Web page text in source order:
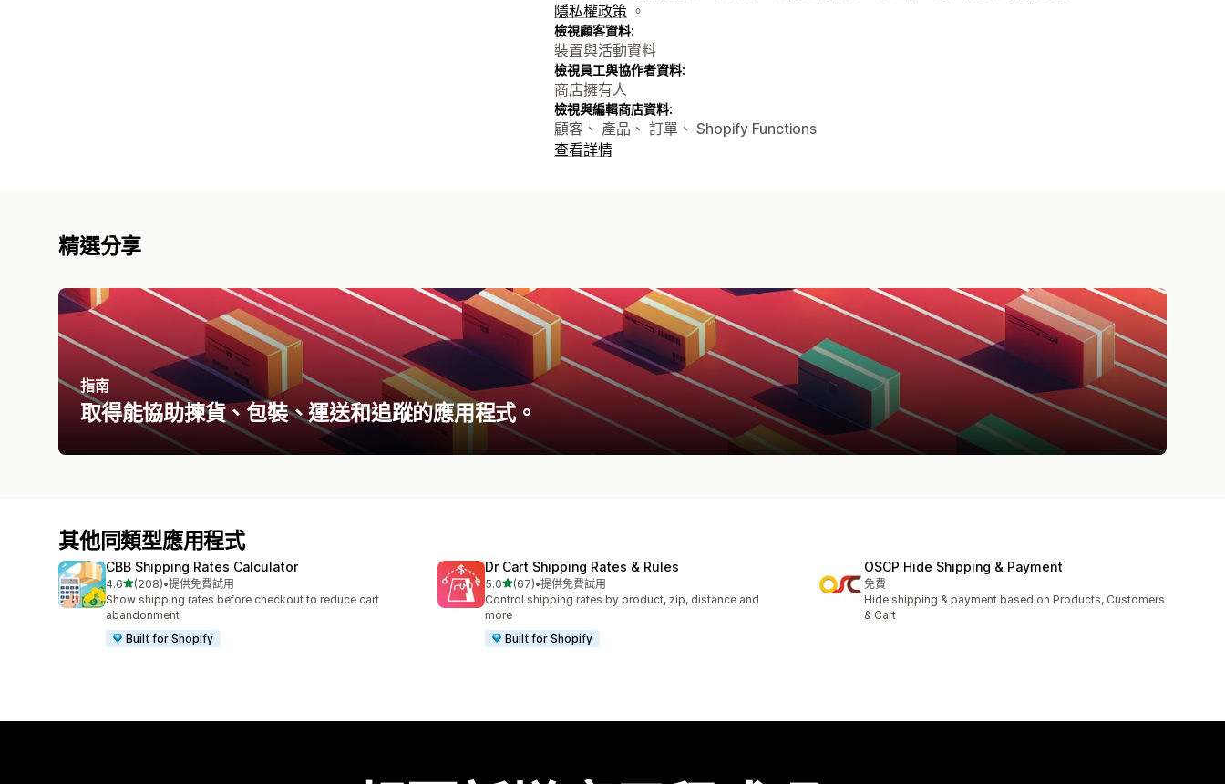
隱私權政策 。
檢視顧客資料:
裝置與活動資料
檢視員工與協作者資料:
商店擁有人
檢視與編輯商店資料:
顧客、 產品、 訂單、 Shopify Functions
查看詳情
精選分享
指南
取得能協助揀貨、包裝、運送和追蹤的應用程式。
其他同類型應用程式
CBB Shipping Rates Calculator
4.6滿分 5 顆星
(208)
共有 208 則評價
•提供免費試用
Show shipping rates before checkout to reduce cart
abandonment
Built for Shopify
Dr Cart Shipping Rates & Rules
5.0滿分 5 顆星
(67)
共有 67 則評價
•提供免費試用
Control shipping rates by product, zip, distance and
more
Built for Shopify
OSCP Hide Shipping & Payment
免費
Hide shipping & payment based on Products, Customers
& Cart